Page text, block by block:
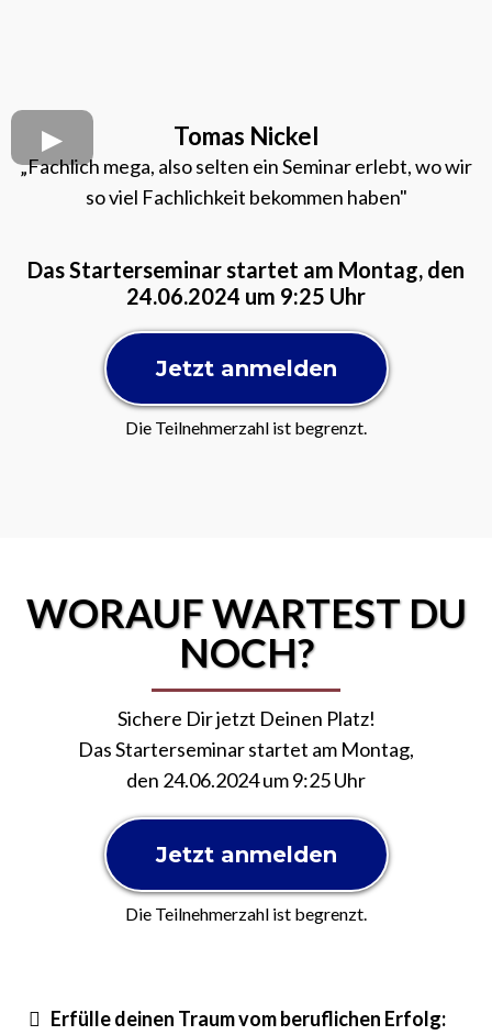
Tomas Nickel
„Fachlich mega, also selten ein Seminar erlebt, wo wir
so viel Fachlichkeit bekommen haben"
Das Starterseminar startet am Montag, den
24.06.2024 um 9:25 Uhr
Jetzt anmelden
Die Teilnehmerzahl ist begrenzt.
WORAUF WARTEST DU
NOCH?
Sichere Dir jetzt Deinen Platz!
Das Starterseminar startet am Montag,
den 24.06.2024 um 9:25 Uhr
Jetzt anmelden
Die Teilnehmerzahl ist begrenzt.
Erfülle deinen Traum vom beruflichen Erfolg: